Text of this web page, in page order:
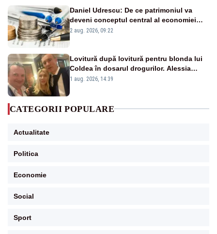
Daniel Udrescu: De ce patrimoniul va
deveni conceptul central al economiei
viitoare?
2 aug. 2026, 09:22
Lovitură după lovitură pentru blonda lui
Coldea în dosarul drogurilor. Alessia
Păcuraru explică decizia magistraților
1 aug. 2026, 14:39
CATEGORII POPULARE
Actualitate
Politica
Economie
Social
Sport